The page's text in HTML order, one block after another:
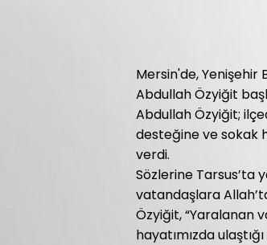
Mersin'de, Yenişehir
Abdullah Özyiğit
Abdullah Özyiğit;
desteğine ve sokak
verdi.
Sözlerine Tarsus’ta
vatandaşlara
Özyiğit, “Yaralanan
hayatımızda